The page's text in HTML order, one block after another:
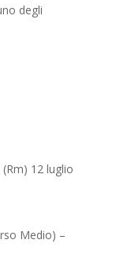
degli
12 luglio
Medio) –